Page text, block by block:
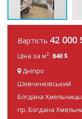
Вартість 42 000
Ціна за м2: 840 $
Дніпро
Шевченківський
Богдана
пр. Богдана